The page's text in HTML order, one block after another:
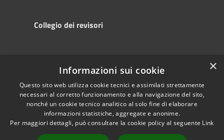
Collegio dei revisori
Accessibility
Privacy
Cookie
Sitemap
Copyright © 2025
Autorità di
Sistema Portuale
del Mare Adriatico
Centrale
Powered by
×
Informazioni sui cookie
Questo sito web utilizza cookie tecnici e assimilati strettamente
necessari al corretto funzionamento e alla navigazione del sito,
nonché un cookie tecnico analitico al solo fine di elaborare
informazioni statistiche, aggregate e anonime.
Per maggiori dettagli, può consultare la cookie policy al seguente Link